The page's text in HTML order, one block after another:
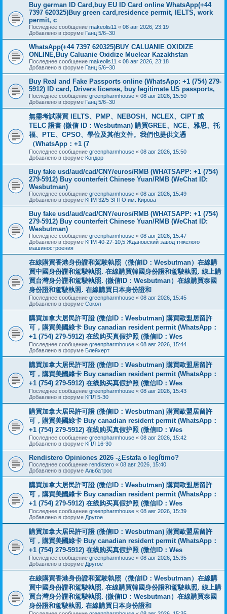
Buy german ID Card,buy EU ID Card online WhatsApp(+44
7397 620325)Buy green card,residence permit, IELTS, work
permit, c
Последнее сообщение makeolis11 « 08 авг 2026, 23:19
Добавлено в форуме Ганц 5/6–30
WhatsApp(+44 7397 620325)BUY CALUANIE OXIDIZE
ONLINE,Buy Caluanie Oxidize Muelear Kazakhstan
Последнее сообщение makeolis11 « 08 авг 2026, 23:18
Добавлено в форуме Ганц 5/6–30
Buy Real and Fake Passports online (WhatsApp: +1 (754) 279-
5912) ID card, Drivers license, buy legitimate US passports,
Последнее сообщение greenpharmhouse « 08 авг 2026, 15:50
Добавлено в форуме Ганц 5/6–30
無需考試購買 IELTS、PMP、NEBOSH、NCLEX、CIPT 或
TELC 證書 (微信 ID：Wesbutman) 購買GREE、NCE、雅思、托
福、PTE、CPSO、學位及其他文件。我們也提供文憑
（WhatsApp：+1 (7
Последнее сообщение greenpharmhouse « 08 авг 2026, 15:50
Добавлено в форуме Кондор
Buy fake usd/aud/cad/CNY/euros/RMB (WHATSAPP: +1 (754)
279-5912) Buy counterfeit Chinese Yuan/RMB (WeChat ID:
Wesbutman)
Последнее сообщение greenpharmhouse « 08 авг 2026, 15:49
Добавлено в форуме КПМ 32/5 ЗПТО им. Кирова
Buy fake usd/aud/cad/CNY/euros/RMB (WHATSAPP: +1 (754)
279-5912) Buy counterfeit Chinese Yuan/RMB (WeChat ID:
Wesbutman)
Последнее сообщение greenpharmhouse « 08 авг 2026, 15:47
Добавлено в форуме КПМ 40-27-10,5 Ждановский завод тяжелого
машиностроения
在線購買香港身份證和駕駛執照（微信ID：Wesbutman）在線購
買中國身份證和駕駛執照. 在線購買韓國身份證和駕駛執照. 線上購
買台灣身分證和駕駛執照. (微信ID：Wesbutman）在線購買泰國
身份證和駕駛執照. 在線購買日本身份證和
Последнее сообщение greenpharmhouse « 08 авг 2026, 15:45
Добавлено в форуме Сокол
購買加拿大居民許可證 (微信ID：Wesbutman) 購買歐盟居留許
可，購買美國綠卡 Buy canadian resident permit (WhatsApp：
+1 (754) 279-5912) 在线购买真假护照 (微信ID：Wes
Последнее сообщение greenpharmhouse « 08 авг 2026, 15:44
Добавлено в форуме Блейхерт
購買加拿大居民許可證 (微信ID：Wesbutman) 購買歐盟居留許
可，購買美國綠卡 Buy canadian resident permit (WhatsApp：
+1 (754) 279-5912) 在线购买真假护照 (微信ID：Wes
Последнее сообщение greenpharmhouse « 08 авг 2026, 15:43
Добавлено в форуме КПЛ 5-30
購買加拿大居民許可證 (微信ID：Wesbutman) 購買歐盟居留許
可，購買美國綠卡 Buy canadian resident permit (WhatsApp：
+1 (754) 279-5912) 在线购买真假护照 (微信ID：Wes
Последнее сообщение greenpharmhouse « 08 авг 2026, 15:42
Добавлено в форуме КПЛ 16-30
Rendistero Opiniones 2026 -¿Estafa o legítimo?
Последнее сообщение rendistero « 08 авг 2026, 15:40
Добавлено в форуме Альбатрос
購買加拿大居民許可證 (微信ID：Wesbutman) 購買歐盟居留許
可，購買美國綠卡 Buy canadian resident permit (WhatsApp：
+1 (754) 279-5912) 在线购买真假护照 (微信ID：Wes
Последнее сообщение greenpharmhouse « 08 авг 2026, 15:39
Добавлено в форуме Другое
購買加拿大居民許可證 (微信ID：Wesbutman) 購買歐盟居留許
可，購買美國綠卡 Buy canadian resident permit (WhatsApp：
+1 (754) 279-5912) 在线购买真假护照 (微信ID：Wes
Последнее сообщение greenpharmhouse « 08 авг 2026, 15:35
Добавлено в форуме Другое
在線購買香港身份證和駕駛執照（微信ID：Wesbutman）在線購
買中國身份證和駕駛執照. 在線購買韓國身份證和駕駛執照. 線上購
買台灣身分證和駕駛執照. (微信ID：Wesbutman）在線購買泰國
身份證和駕駛執照. 在線購買日本身份證和